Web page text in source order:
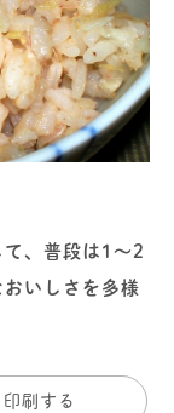
、普段は1～2
いしさを多様
印刷する